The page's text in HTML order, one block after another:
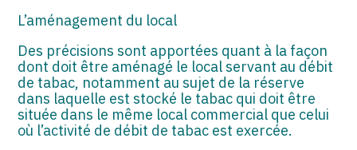
L’aménagement du local
Des précisions sont apportées quant à la façon
dont doit être aménagé le local servant au débit
de tabac, notamment au sujet de la réserve
dans laquelle est stocké le tabac qui doit être
située dans le même local commercial que celui
où l’activité de débit de tabac est exercée.